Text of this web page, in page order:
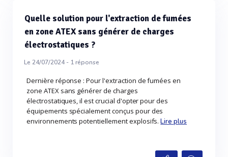
Quelle solution pour l'extraction de fumées
en zone ATEX sans générer de charges
électrostatiques ?
Le 24/07/2024 - 1réponse
Dernière réponse : Pour l'extraction de fumées en
zone ATEX sans générer de charges
électrostatiques, il est crucial d'opter pour des
équipements spécialement conçus pour des
environnements potentiellement explosifs.Lire plus